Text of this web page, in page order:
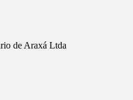
de Araxá Ltda